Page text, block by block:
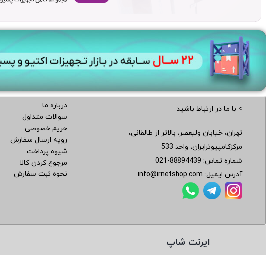
> با ما در ارتباط باشید
تهران، خیابان ولیعصر، بالاتر از طالقانی،
مرکزکامپیوترایران، واحد 533
شماره تماس: 021-88894439
آدرس ایمیل: info@irnetshop.com
درباره ما
سوالات متداول
حریم خصوصی
رویه ارسال سفارش
شیوه پرداخت
مرجوع کردن کالا
نحوه ثبت سفارش
ایرنت شاپ